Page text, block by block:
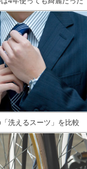
洗えるスーツ」を比較